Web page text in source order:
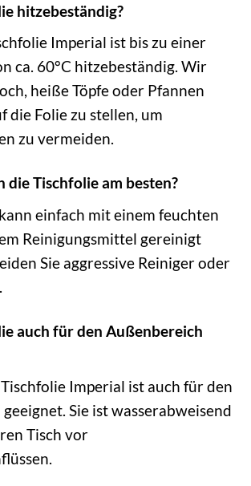
hitzebeständig?
Imperial ist bis zu einer
ca. 60°C hitzebeständig. Wir
heiße Töpfe oder Pfannen
die Folie zu stellen, um
zu vermeiden.
die Tischfolie am besten?
einfach mit einem feuchten
Reinigungsmittel gereinigt
Sie aggressive Reiniger oder
auch für den Außenbereich
Tischfolie Imperial ist auch für den
Sie ist wasserabweisend
Tisch vor